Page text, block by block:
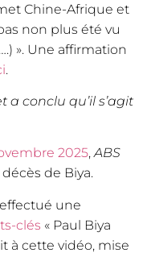
Chine-Afrique et
non plus été vu
». Une affirmation
.
a conclu qu’il s’agit
2025,ABS
de Biya.
une
clés « Paul Biya
à cette vidéo, mise